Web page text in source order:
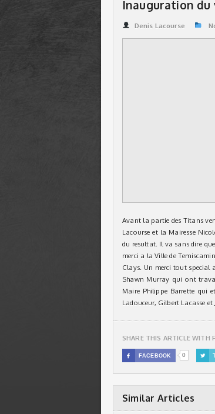
CALENDRIER
GALERIE VIDÉOS
COMMANDITAIRES
STATISTIQUES DE LA LIGUE
Inauguration du
Denis Lacourse
Avant la partie des Titans
Lacourse et la Mairesse
du resultat. Il va sans dire
merci a la Ville de
Clays. Un merci tout special
Shawn Murray qui ont
Maire Philippe Barrette qui
Ladouceur, Gilbert Lacasse
SHARE THIS ARTICLE WITH
 FACEBOOK 0 
Similar Articles